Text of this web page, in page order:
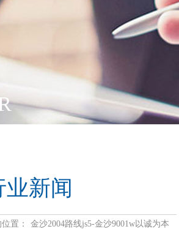
业新闻
置： 金沙2004路线js5-金沙9001w以诚为本